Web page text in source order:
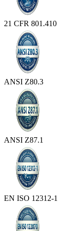
21 CFR 801.410
ANSI Z80.3
ANSI Z87.1
EN ISO 12312-1